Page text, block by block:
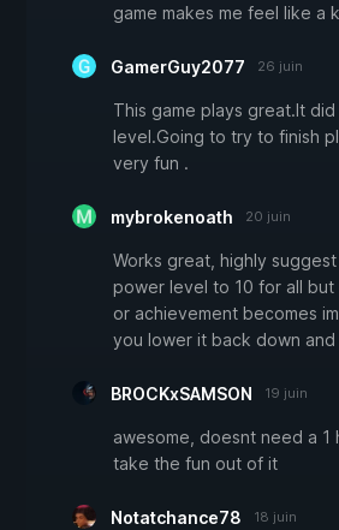
game makes me feel like a
GamerGuy2077 26 juin
This game plays great.It
level.Going to try to finish
very fun .
mybrokenoath 20 juin
Works great, highly
power level to 10 for all
or achievement becomes
you lower it back down and
BROCKxSAMSON 19 juin
awesome, doesnt need a 1
take the fun out of it
Notatchance78 18 juin